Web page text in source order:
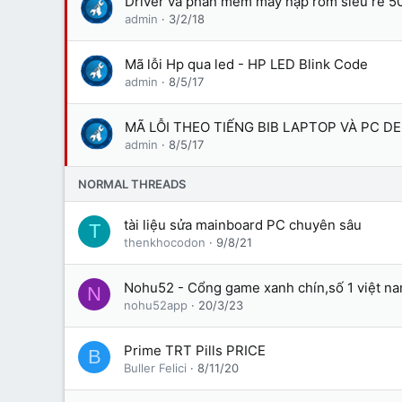
admin 3/2/18
Mã lỗi Hp qua led - HP LED Blink Code
admin 8/5/17
MÃ LỖI THEO TIẾNG BIB LAPTOP VÀ PC
admin 8/5/17
NORMAL THREADS
T tài liệu sửa mainboard PC chuyên sâu
thenkhocodon 9/8/21
N Nohu52 - Cổng game xanh chín,số 1 việt
nohu52app 20/3/23
B Prime TRT Pills PRICE
Buller Felici 8/11/20